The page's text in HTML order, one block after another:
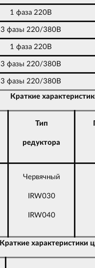
1 фаза 220В
3 фазы 220/380В
1 фаза 220В
3 фазы 220/380В
3 фазы 220/380В
Краткие
Тип
редуктора
Червячный
IRW030
IRW040
Краткие характеристики